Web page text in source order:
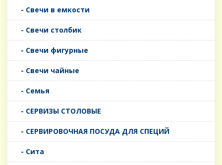
- Свечи в емкости
- Свечи столбик
- Свечи фигурные
- Свечи чайные
- Семья
- СЕРВИЗЫ СТОЛОВЫЕ
- СЕРВИРОВОЧНАЯ ПОСУДА ДЛЯ СПЕЦИЙ
- Сита